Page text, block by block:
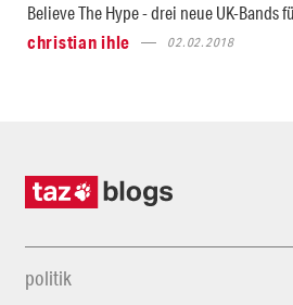
Believe The Hype - drei neue UK-Bands
christian ihle
02.02.2018
politik